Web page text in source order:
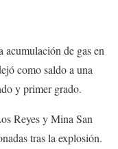
de gas en
como saldo a una
y primer grado.
Reyes y Mina San
tras la explosión.